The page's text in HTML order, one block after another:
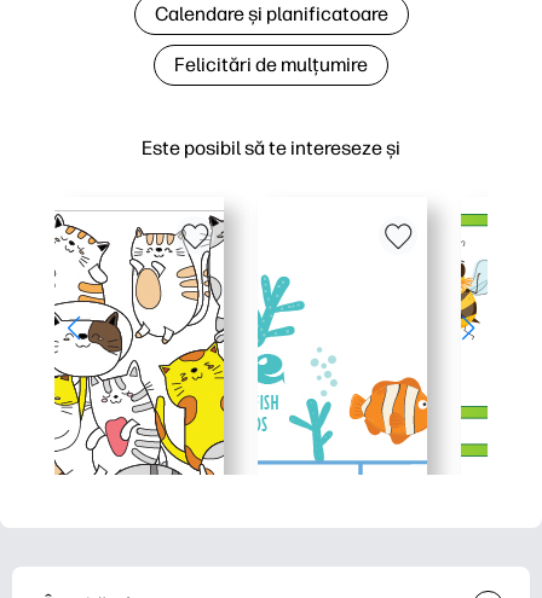
Este posibil să te intereseze și
Calendare și planificatoare
Felicitări de mulțumire